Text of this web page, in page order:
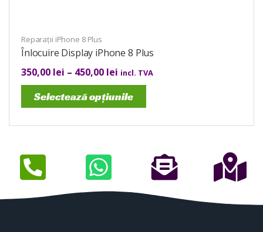
Reparații iPhone 8 Plus
Înlocuire Display iPhone 8 Plus
350,00 lei – 450,00 lei incl. TVA
Selectează opțiunile